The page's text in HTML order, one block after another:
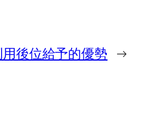
後位給予的優勢 →